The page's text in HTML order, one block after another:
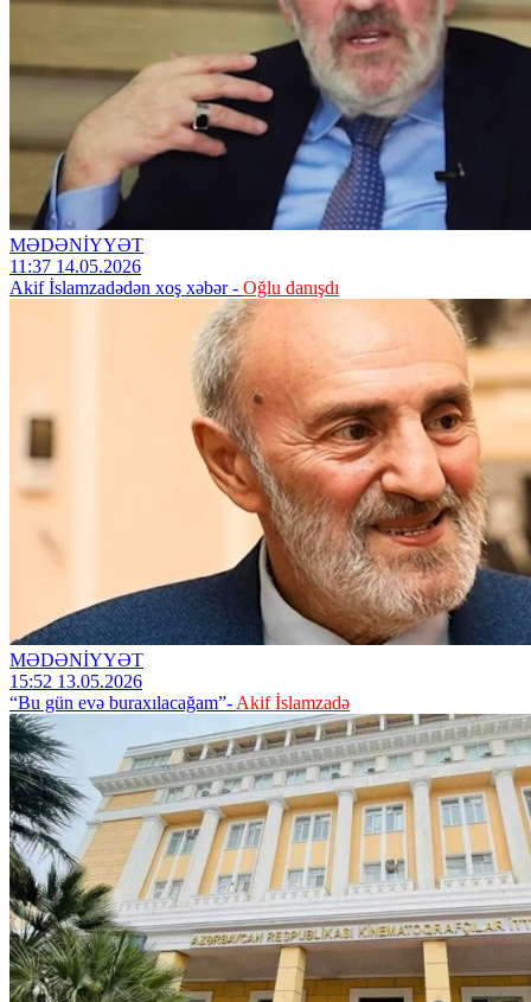
MƏDƏNİYYƏT
11:37 14.05.2026
Akif İslamzadədən xoş xəbər - Oğlu danışdı
MƏDƏNİYYƏT
15:52 13.05.2026
“Bu gün evə buraxılacağam”- Akif İslamzadə